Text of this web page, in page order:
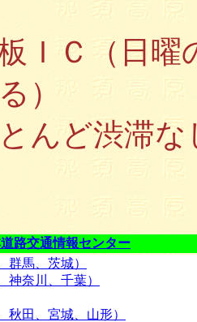
日曜の
）
んど渋滞な
道路交通情報センター
群馬、茨城）
神奈川、千葉）
秋田、宮城、山形）